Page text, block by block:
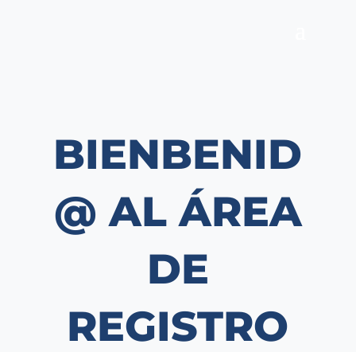
BIENBENID
@ AL ÁREA
DE
REGISTRO